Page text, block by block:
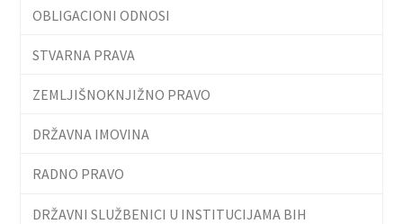
OBLIGACIONI ODNOSI
STVARNA PRAVA
ZEMLJIŠNOKNJIŽNO PRAVO
DRŽAVNA IMOVINA
RADNO PRAVO
DRŽAVNI SLUŽBENICI U INSTITUCIJAMA BIH